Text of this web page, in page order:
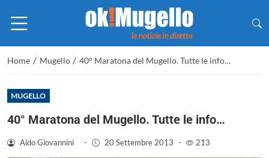
Home / Mugello / 40° Maratona del Mugello. Tutte le info…
MUGELLO
40° Maratona del Mugello. Tutte le info…
Aldo Giovannini - 20 Settembre 2013 - 213